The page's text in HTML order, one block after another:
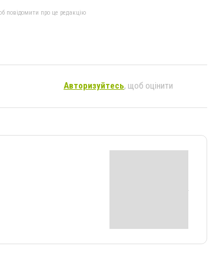
повідомити про це редакцію
Авторизуйтесь, щоб оцінити